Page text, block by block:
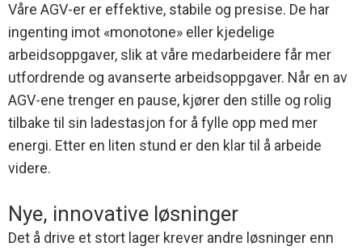
Våre AGV-er er effektive, stabile og presise. De har
ingenting imot «monotone» eller kjedelige
arbeidsoppgaver, slik at våre medarbeidere får mer
utfordrende og avanserte arbeidsoppgaver. Når en av
AGV-ene trenger en pause, kjører den stille og rolig
tilbake til sin ladestasjon for å fylle opp med mer
energi. Etter en liten stund er den klar til å arbeide
videre.
Nye, innovative løsninger
Det å drive et stort lager krever andre løsninger enn